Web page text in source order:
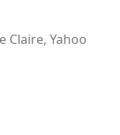
Claire, Yahoo